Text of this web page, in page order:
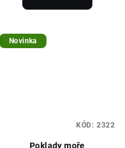
Novinka
Poklady moře
KÓD: 2322